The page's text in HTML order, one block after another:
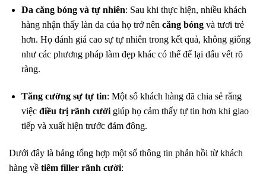
Da căng bóng và tự nhiên: Sau khi thực hiện, nhiều khách
hàng nhận thấy làn da của họ trở nên căng bóngvà tươi trẻ
hơn. Họ đánh giá cao sự tự nhiên trong kết quả, không giống
như các phương pháp làm đẹp khác có thể để lại dấu vết rõ
ràng.
Tăng cường sự tự tin: Một số khách hàng đã chia sẻ rằng
việc điều trị rãnh cườigiúp họ cảm thấy tự tin hơn khi giao
tiếp và xuất hiện trước đám đông.
Dưới đây là bảng tổng hợp một số thông tin phản hồi từ khách
hàng về tiêm filler rãnh cười: